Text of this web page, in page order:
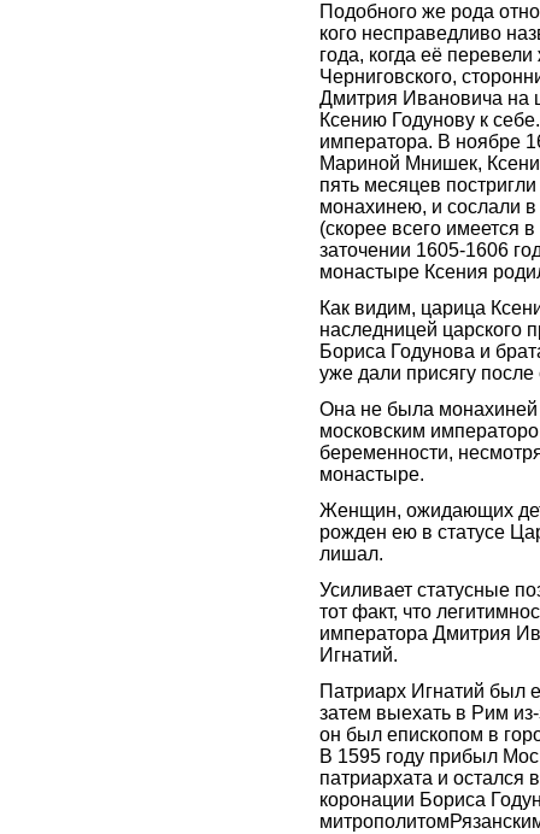
Подобного же рода
кого несправедливо
года, когда её
Черниговского,
Дмитрия Ивановича на
Ксению Годунову к
императора. В ноябре
Мариной Мнишек,
пять месяцев
монахинею, и сослали
(скорее всего имеется
заточении 1605-1606
монастыре Ксения
Как видим, царица
наследницей царского
Бориса Годунова и
уже дали присягу
Она не была монахиней
московским
беременности,
монастыре.
Женщин, ожидающих
рожден ею в статусе
лишал.
Усиливает статусные
тот факт, что
императора Дмитрия
Игнатий.
Патриарх Игнатий был
затем выехать в Рим
он был епископом в
В 1595 году прибыл
патриархата и остался
коронации Бориса